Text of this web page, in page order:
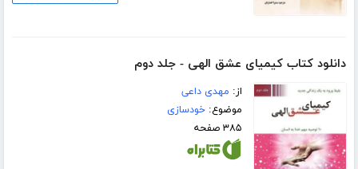
دانلود کتاب کیمیای عشق الهی - جلد دوم
از: مهدی داعی
موضوع:خودسازی
۳۸۵ صفحه